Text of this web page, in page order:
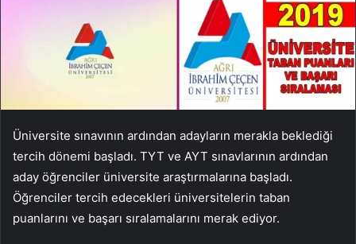
Üniversite sınavının ardından adayların merakla beklediği
tercih dönemi başladı. TYT ve AYT sınavlarının ardından
aday öğrenciler üniversite araştırmalarına başladı.
Öğrenciler tercih edecekleri üniversitelerin taban
puanlarını ve başarı sıralamalarını merak ediyor.